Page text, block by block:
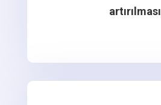
artırılması